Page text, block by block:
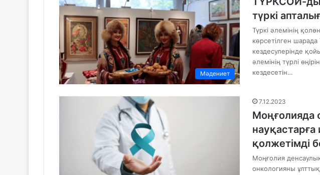
Мәдениет
түркі
Түркі әлемінің
көрсетілген
кездесулерінде
әлемінің түрлі
кездесетін…
7.12.2023
Моңғолияда
қолжетімді
Моңғолия
онкологияны